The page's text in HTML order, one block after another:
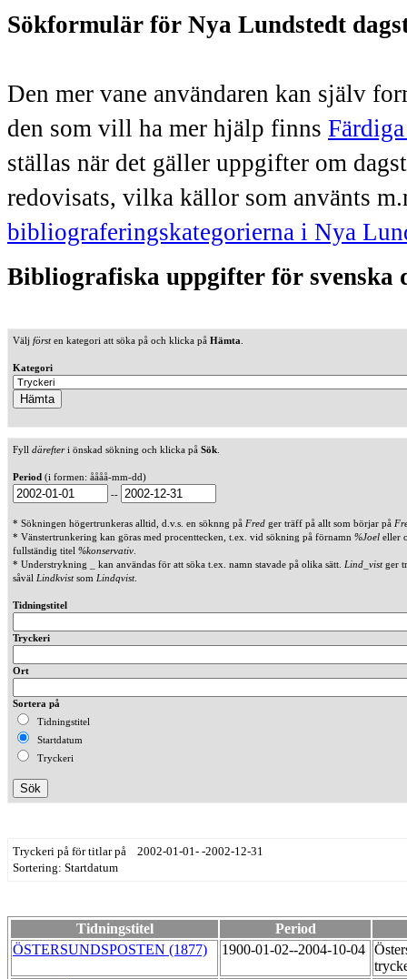
Sökformulär för Nya Lundstedt
Den mer vane användaren kan själv
den som vill ha mer hjälp finns
ställas när det gäller uppgifter om
redovisats, vilka källor som använts
bibliograferingskategorierna i Nya
Bibliografiska uppgifter för svenska
Välj försten kategori att söka på och klicka på Hämta
Kategori
Fyll därefteri önskad sökning och klicka på Sök
Period (i formen: åååå-mm-dd)
--
* Sökningen högertrunkeras alltid, d.v.s. en söknng på Fred ger träff på allt som börjar på
* Vänstertrunkering kan göras med procenttecken, t.ex. vid sökning på förnamn %Joel eller
fullständig titel %konservativ
* Understrykning _ kan användas för att söka t.ex. namn stavade på olika sätt. Lind_vistger
såväl Lindkvistsom Lindqvist.
Tidningstitel
Tryckeri
Ort
Sortera på
Tidningstitel
Startdatum
Tryckeri
Tryckeri på för titlar på 2002-01-01- -2002-12-31
Sortering: Startdatum
Tidningstitel
Period
ÖSTERSUNDSPOSTEN (1877)
1900-01-02--2004-10-04